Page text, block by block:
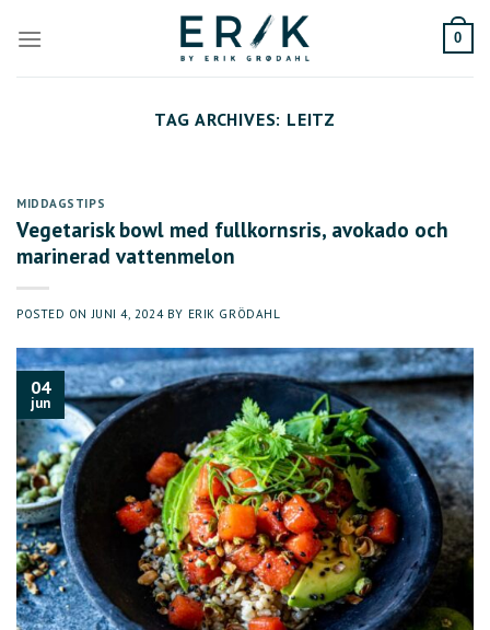
0
TAG ARCHIVES: LEITZ
MIDDAGSTIPS
Vegetarisk bowl med fullkornsris, avokado och
marinerad vattenmelon
POSTED ON JUNI 4, 2024BY ERIK GRÖDAHL
04
jun